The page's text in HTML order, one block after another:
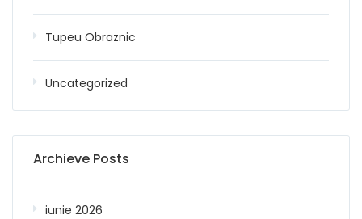
Tupeu Obraznic
Uncategorized
Archieve Posts
iunie 2026